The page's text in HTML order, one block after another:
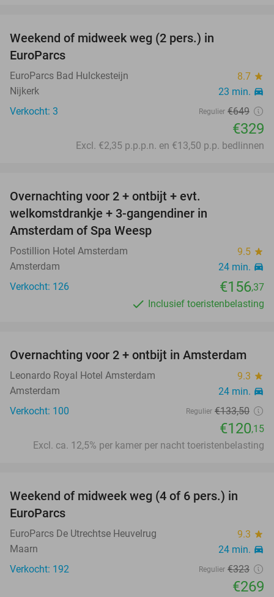
Weekend of midweek weg (2 pers.) in
EuroParcs
EuroParcs Bad Hulckesteijn 8.7 star
Nijkerk 23 min. directions_car
Verkocht: 3 Regulier €649
€329
Excl. €2,35 p.p.p.n. en €13,50 p.p. bedlinnen
Overnachting voor 2 + ontbijt + evt.
welkomstdrankje + 3-gangendiner in
Amsterdam of Spa Weesp
Postillion Hotel Amsterdam 9.5 star
Amsterdam 24 min. directions_car
Verkocht: 126 €156,37
Inclusief toeristenbelasting
10%
Overnachting voor 2 + ontbijt in Amsterdam
Leonardo Royal Hotel Amsterdam 9.3 star
Amsterdam 24 min. directions_car
Verkocht: 100 Regulier €133,50
€120,15
Excl. ca. 12,5% per kamer per nacht toeristenbelasting
17%
Weekend of midweek weg (4 of 6 pers.) in
EuroParcs
EuroParcs De Utrechtse Heuvelrug 9.3 star
Maarn 24 min. directions_car
Verkocht: 192 Regulier €323
€269